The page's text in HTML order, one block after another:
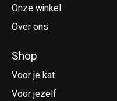
Onze winkel
Over ons
Shop
Voor je kat
Voor jezelf